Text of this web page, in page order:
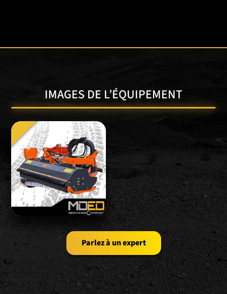
IMAGES DE L’ÉQUIPEMENT
Parlez à un expert